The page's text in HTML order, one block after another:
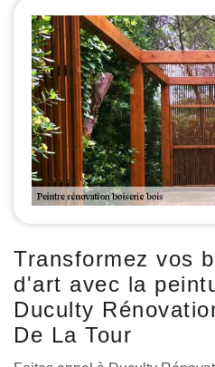
Transformez vos
d'art avec la
Duculty
De La Tour